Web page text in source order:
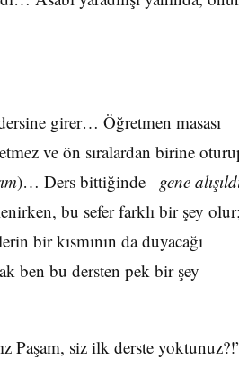
girer… Öğretmen masası
ve ön sıralardan birine
)… Ders bittiğinde –gene
bu sefer farklı bir şey olur;
bir kısmının da duyacağı
ben bu dersten pek bir şey
Paşam, siz ilk derste